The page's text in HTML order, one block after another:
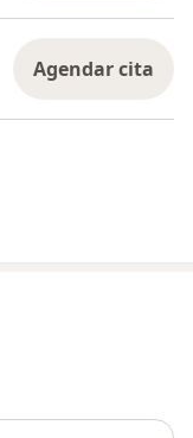
Agendar cita